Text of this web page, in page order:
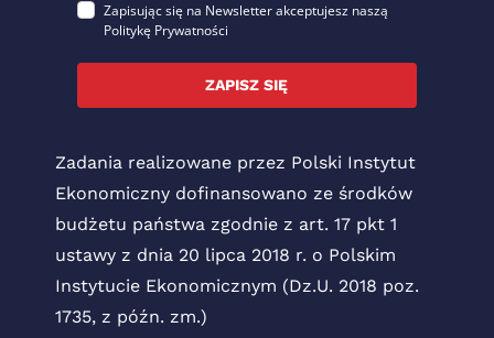
Zapisując się na Newsletter akceptujesz naszą
Politykę Prywatności
ZAPISZ SIĘ
Zadania realizowane przez Polski Instytut
Ekonomiczny dofinansowano ze środków
budżetu państwa zgodnie z art. 17 pkt 1
ustawy z dnia 20 lipca 2018 r. o Polskim
Instytucie Ekonomicznym (Dz.U. 2018 poz.
1735, z późn. zm.)